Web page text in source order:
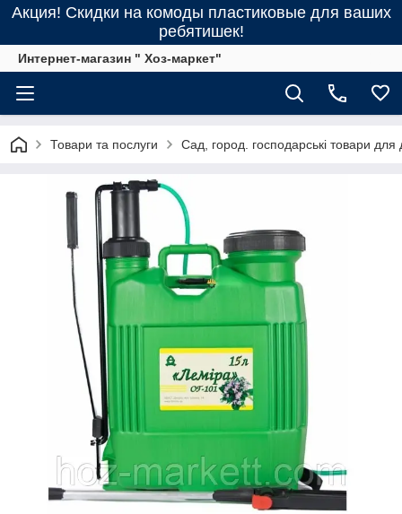
Акция! Скидки на комоды пластиковые для ваших
ребятишек!
Интернет-магазин " Хоз-маркет"
Товари та послуги Сад, город. господарські товари для